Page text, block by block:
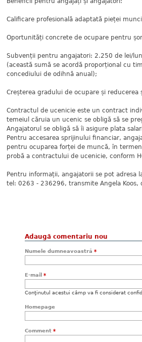
Calificare profesională adaptată pieței
Oportunități concrete de ocupare pentru
Subvenții pentru angajatori: 2.250 de lei/
(această sumă se acordă proporțional cu
concediului de odihnă anual);
Creșterea gradului de ocupare și reducerea
Contractul de ucenicie este un contract
temeiul căruia un ucenic se obligă să se
Angajatorul se obligă să îi asigure plata
Pentru accesarea sprijinului financiar,
pentru ocuparea forței de muncă, în
probă a contractului de ucenicie, conform
Pentru informații, angajatorii se pot adresa
tel: 0263 - 236296, transmite Angela Koos,
Adaugă comentariu nou
Numele dumneavoastră *
E-mail *
Conţinutul acestui câmp va fi considerat
Homepage
Comment *